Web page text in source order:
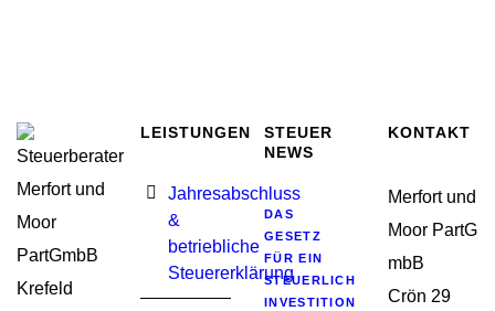
LEISTUNGEN
Jahresabschluss
&
betriebliche
Steuererklärung
STEUER
NEWS
DAS
GESETZ
FÜR EIN
STEUERLICHES
KONTAKT
Merfort und
Moor PartG
mbB
Crön 29